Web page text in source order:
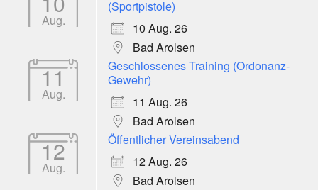
Aug.
(Sportpistole)
10 Aug. 26
Bad Arolsen
11
Aug.
Geschlossenes Training (Ordonanz-
Gewehr)
11 Aug. 26
Bad Arolsen
12
Aug.
Öffentlicher Vereinsabend
12 Aug. 26
Bad Arolsen